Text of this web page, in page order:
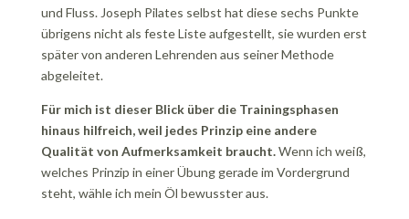
und Fluss. Joseph Pilates selbst hat diese sechs Punkte
übrigens nicht als feste Liste aufgestellt, sie wurden erst
später von anderen Lehrenden aus seiner Methode
abgeleitet.
Für mich ist dieser Blick über die Trainingsphasen
hinaus hilfreich, weil jedes Prinzip eine andere
Qualität von Aufmerksamkeit braucht.Wenn ich weiß,
welches Prinzip in einer Übung gerade im Vordergrund
steht, wähle ich mein Öl bewusster aus.